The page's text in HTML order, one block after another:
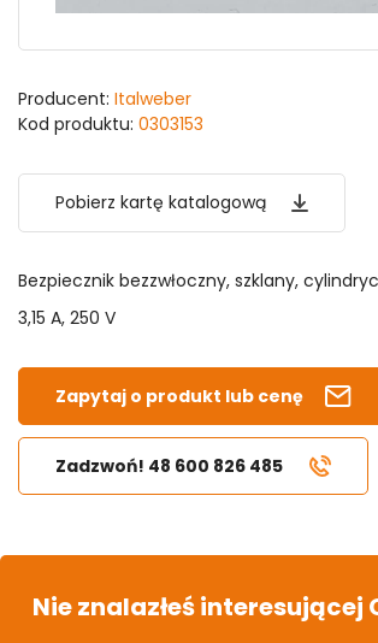
Producent: Italweber
Kod produktu: 0303153
Pobierz kartę katalogową
Bezpiecznik bezzwłoczny, szklany,
3,15 A, 250 V
Zapytaj o produkt lub cenę
Zadzwoń! 48 600 826 485
Nie znalazłeś interesującej